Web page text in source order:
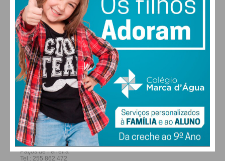
ALTERAR
FARMACIAS DE SERVIÇO EM PAÇOS DE
FERREIRA